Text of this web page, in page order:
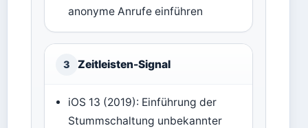
anonyme Anrufe einführen
3 Zeitleisten-Signal
iOS 13 (2019): Einführung der
Stummschaltung unbekannter